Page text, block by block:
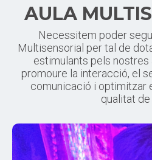
AULA
Necessitem poder
Multisensorial per tal de
estimulants pels nostres
promoure la interacció, el
comunicació i optimitzar
qualitat de